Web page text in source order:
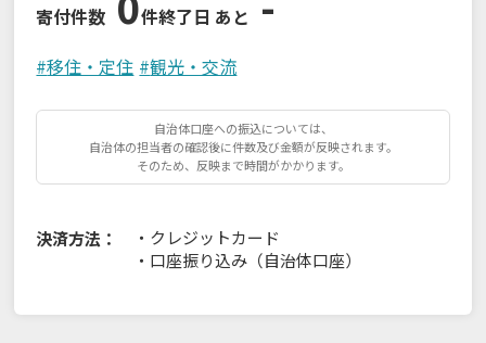
寄付件数 件終了日 あと
#移住・定住 #観光・交流
自治体口座への振込については、
自治体の担当者の確認後に件数及び金額が反映されます。
そのため、反映まで時間がかかります。
決済方法： ・ クレジットカード
・ 口座振り込み（自治体口座）